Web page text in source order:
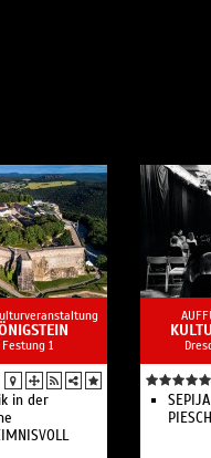
1
in der